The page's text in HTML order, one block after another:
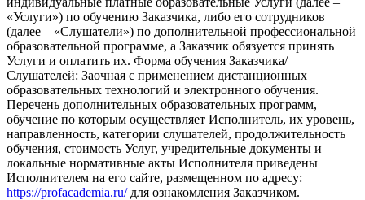
«Услуги») по обучению Заказчика, либо его сотрудников
(далее – «Слушатели») по дополнительной профессиональной
образовательной программе, а Заказчик обязуется принять
Услуги и оплатить их. Форма обучения Заказчика/
Слушателей: Заочная с применением дистанционных
образовательных технологий и электронного обучения.
Перечень дополнительных образовательных программ,
обучение по которым осуществляет Исполнитель, их уровень,
направленность, категории слушателей, продолжительность
обучения, стоимость Услуг, учредительные документы и
локальные нормативные акты Исполнителя приведены
Исполнителем на его сайте, размещенном по адресу:
https://profacademia.ru/для ознакомления Заказчиком.